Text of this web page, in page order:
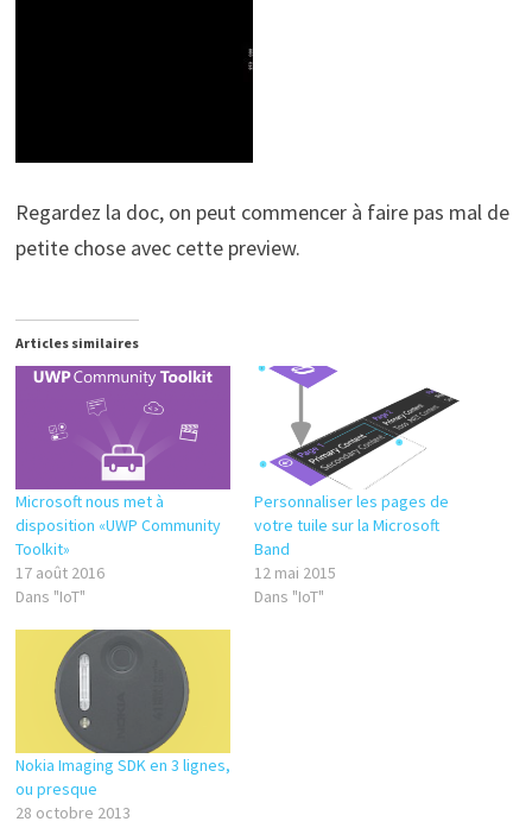
Regardez la doc, on peut commencer à faire pas mal de
petite chose avec cette preview.
Articles similaires
Microsoft nous met à
disposition «UWP Community
Toolkit»
17 août 2016
Dans "IoT"
Personnaliser les pages de
votre tuile sur la Microsoft
Band
12 mai 2015
Dans "IoT"
Nokia Imaging SDK en 3 lignes,
ou presque
28 octobre 2013